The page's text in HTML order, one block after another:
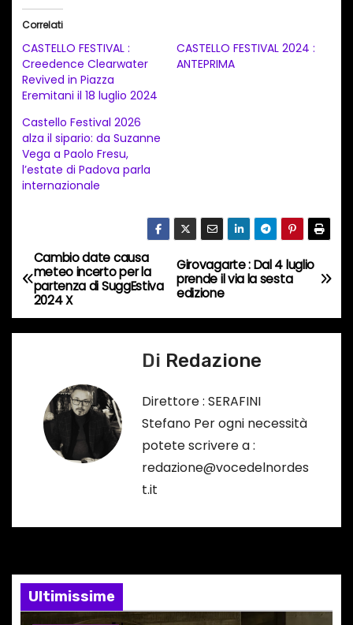
a
m
e
n
t
o
i
o
r
s
Correlati
CASTELLO FESTIVAL :
Creedence Clearwater
Revived in Piazza
Eremitani il 18 luglio 2024
CASTELLO FESTIVAL 2024 :
ANTEPRIMA
Castello Festival 2026
alza il sipario: da Suzanne
Vega a Paolo Fresu,
l’estate di Padova parla
internazionale
N
a
v
o
e
Girovagarte : Dal 4 luglio
prende il via la sesta
edizione
Cambio date causa
meteo incerto per la
partenza di SuggEstiva
2024 X
Di Redazione
Direttore : SERAFINI
Stefano Per ogni necessità
potete scrivere a :
redazione@vocedelnordes
t.it
Ultimissime